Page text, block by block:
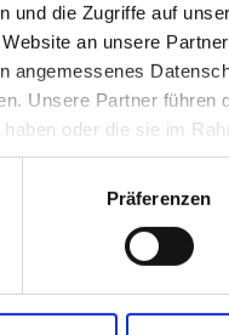
und die Zugriffe auf
an unsere
angemessenes
Unsere Partner
oder die sie im
Präferenzen
von Johann
zum Statthalter des
der
Österreichs